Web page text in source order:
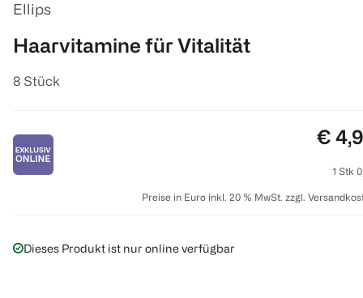
Ellips
Haarvitamine für Vitalität
8 Stück
€
1 Stk
Preise in Euro inkl. 20 % MwSt. zzgl.
Dieses Produkt ist nur online verfügbar